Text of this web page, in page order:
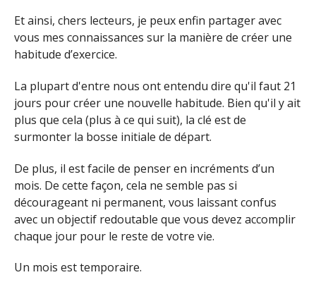
Et ainsi, chers lecteurs, je peux enfin partager avec
vous mes connaissances sur la manière de créer une
habitude d’exercice.
La plupart d'entre nous ont entendu dire qu'il faut 21
jours pour créer une nouvelle habitude. Bien qu'il y ait
plus que cela (plus à ce qui suit), la clé est de
surmonter la bosse initiale de départ.
De plus, il est facile de penser en incréments d’un
mois. De cette façon, cela ne semble pas si
décourageant ni permanent, vous laissant confus
avec un objectif redoutable que vous devez accomplir
chaque jour pour le reste de votre vie.
Un mois est temporaire.